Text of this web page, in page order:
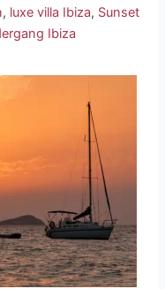
, luxe villa Ibiza, Sunset
Ibiza